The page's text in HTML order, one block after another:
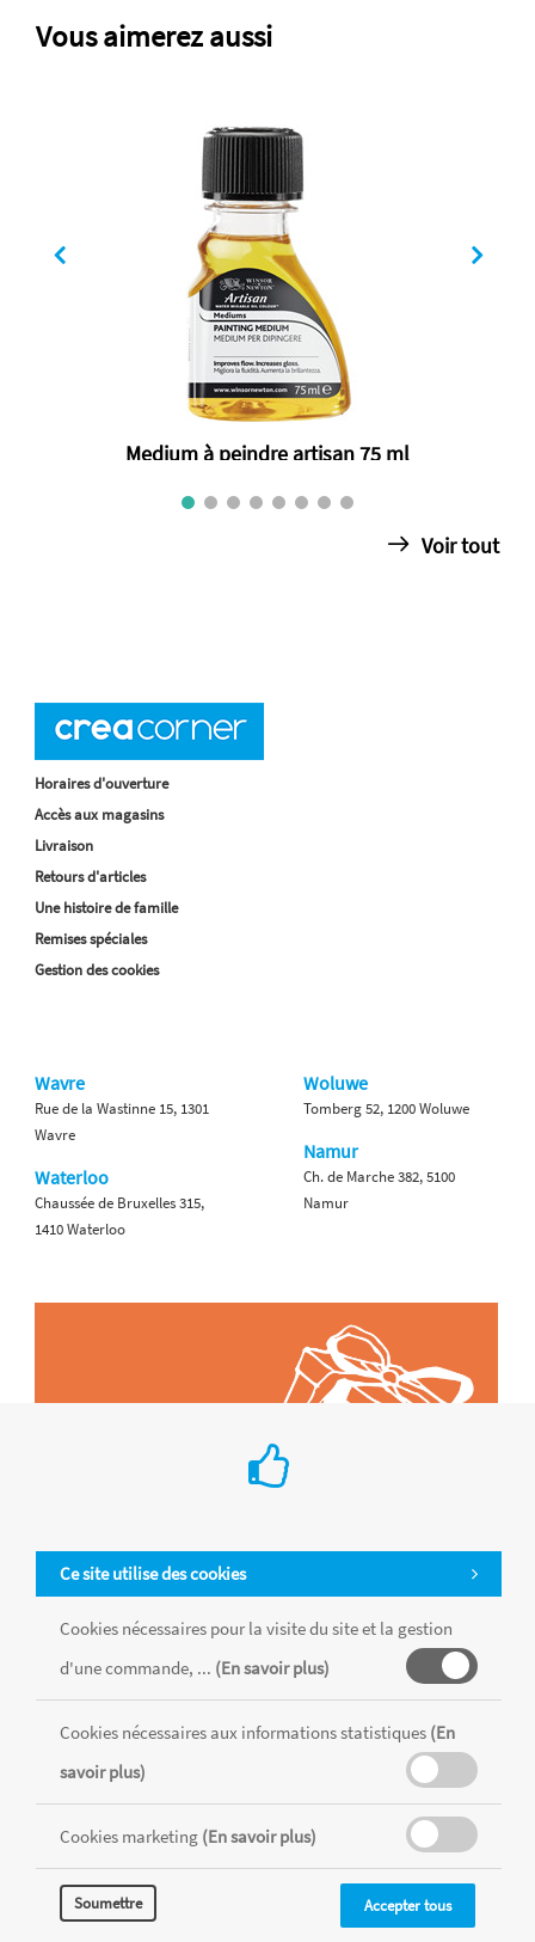
Vous aimerez aussi
Medium à peindre artisan 75 ml
Voir tout
Ce site utilise des cookies
Cookies nécessaires pour la visite du site et la gestion
d'une commande, ... (En savoir plus)
Cookies nécessaires aux informations statistiques (En
savoir plus)
Cookies marketing (En savoir plus)
Soumettre Accepter tous
Horaires d'ouverture
Accès aux magasins
Livraison
Retours d'articles
Une histoire de famille
Remises spéciales
Gestion des cookies
Wavre
Rue de la Wastinne 15, 1301
Wavre
Waterloo
Chaussée de Bruxelles 315,
1410 Waterloo
Woluwe
Tomberg 52, 1200 Woluwe
Namur
Ch. de Marche 382, 5100
Namur
chaque magasin, toutes taxes comprises.
MENTIONS LÉGALES CONDITIONS GÉNÉRALES
RÉALISÉ AVEC MERCATOR